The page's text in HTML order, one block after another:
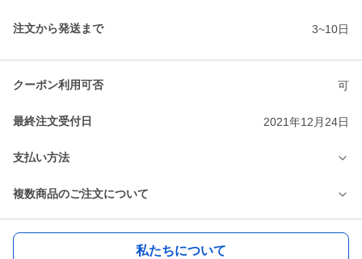
注文から発送まで 3~10日
クーポン利用可否 可
最終注文受付日 2021年12月24日
支払い方法
複数商品のご注文について
私たちについて